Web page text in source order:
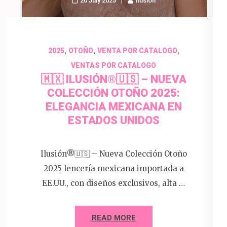
2025, OTOÑO, VENTA POR CATALOGO,
VENTAS POR CATALOGO
🇲🇽 ILUSIÓN®️🇺🇸 – NUEVA
COLECCIÓN OTOÑO 2025:
ELEGANCIA MEXICANA EN
ESTADOS UNIDOS
Ilusión®️🇺🇸 – Nueva Colección Otoño
2025 lencería mexicana importada a
EE.UU., con diseños exclusivos, alta …
READ MORE